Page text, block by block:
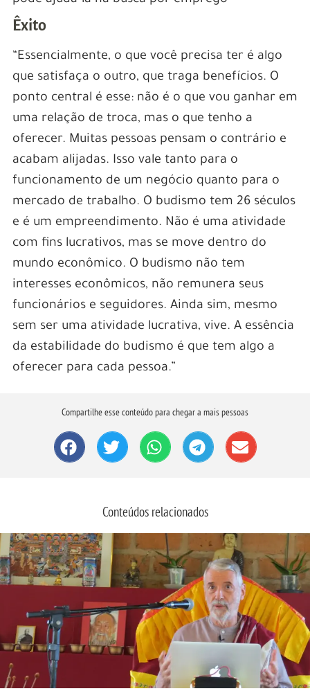
Êxito
“Essencialmente, o que você precisa ter é algo
que satisfaça o outro, que traga benefícios. O
ponto central é esse: não é o que vou ganhar em
uma relação de troca, mas o que tenho a
oferecer. Muitas pessoas pensam o contrário e
acabam alijadas. Isso vale tanto para o
funcionamento de um negócio quanto para o
mercado de trabalho. O budismo tem 26 séculos
e é um empreendimento. Não é uma atividade
com fins lucrativos, mas se move dentro do
mundo econômico. O budismo não tem
interesses econômicos, não remunera seus
funcionários e seguidores. Ainda sim, mesmo
sem ser uma atividade lucrativa, vive. A essência
da estabilidade do budismo é que tem algo a
oferecer para cada pessoa.”
Compartilhe esse conteúdo para chegar a mais pessoas
Conteúdos relacionados